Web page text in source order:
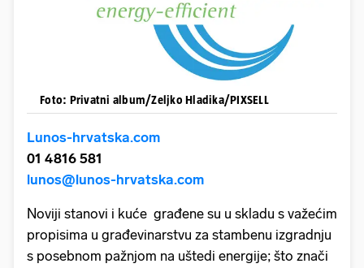
Foto: Privatni album/Zeljko Hladika/PIXSELL
Lunos-hrvatska.com
01 4816 581
lunos@lunos-hrvatska.com
Noviji stanovi i kuće građene su u skladu s važećim
propisima u građevinarstvu za stambenu izgradnju
s posebnom pažnjom na uštedi energije; što znači